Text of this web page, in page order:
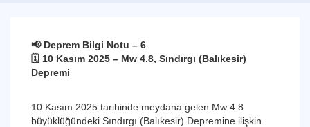
📢 Deprem Bilgi Notu – 6
🗓️ 10 Kasım 2025 – Mw 4.8, Sındırgı (Balıkesir)
Depremi
10 Kasım 2025 tarihinde meydana gelen Mw 4.8
büyüklüğündeki Sındırgı (Balıkesir) Depremine ilişkin